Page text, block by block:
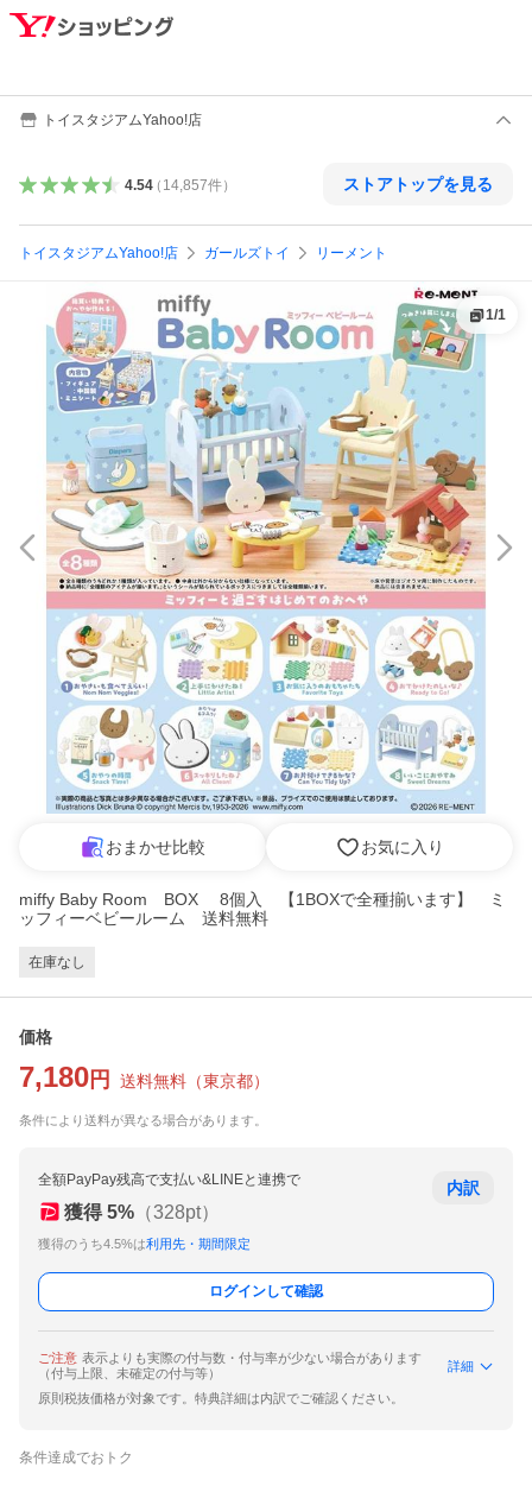
トイスタジアムYahoo!店
4.54（ 14,857件） ストアトップを見る
トイスタジアムYahoo!店 ガールズトイ リーメント
1/1
おまかせ比較 お気に入り
miffy Baby Room BOX 8個入 【1BOXで全種揃います】 ミ
ッフィーベビールーム 送料無料
在庫なし
価格
7,180 円 送料無料 （東京都）
条件により送料が異なる場合があります。
全額PayPay残高で支払い&LINEと連携で
獲得 5% （328pt）
獲得のうち4.5%は利用先・期間限定
内訳
ログインして確認
ご注意 表示よりも実際の付与数・付与率が少ない場合があります
（付与上限、未確定の付与等）
詳細
原則税抜価格が対象です。特典詳細は内訳でご確認ください。
条件達成でおトク